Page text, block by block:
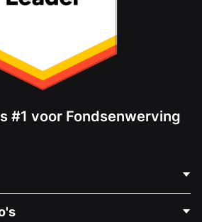
#1 voor Fondsenwerving